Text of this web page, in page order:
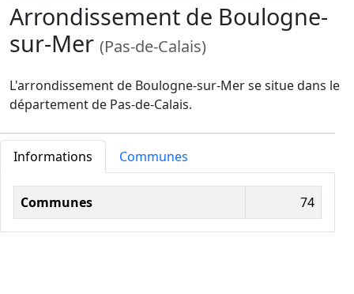
Arrondissement de Boulogne-
sur-Mer (Pas-de-Calais)
L'arrondissement de Boulogne-sur-Mer se situe dans le
département de Pas-de-Calais.
Informations Communes
Informations administratives
Communes 74